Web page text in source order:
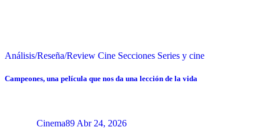
Análisis/Reseña/Review Cine Secciones Series y cine
Campeones, una película que nos da una lección de la vida
Cinema89 Abr 24, 2026